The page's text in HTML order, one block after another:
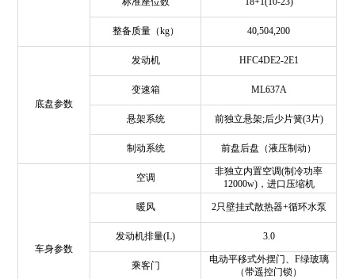
整备质量（kg） 40,504,200
底盘参数
发动机 HFC4DE2-2E1
变速箱 ML637A
悬架系统 前独立悬架;后少片簧(3片)
制动系统 前盘后盘（液压制动）
车身参数
空调
非独立内置空调(制冷功率
12000w)，进口压缩机
暖风 2只壁挂式散热器+循环水泵
发动机排量(L) 3.0
乘客门
电动平移式外摆门、F绿玻璃
（带遥控门锁）